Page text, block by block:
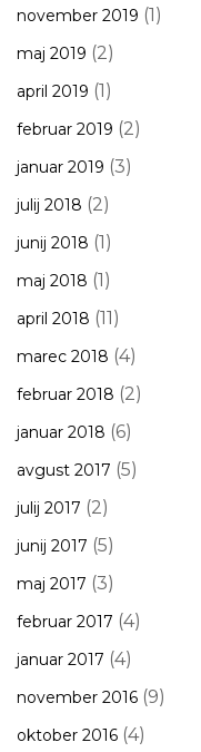
november 2019 (1)
maj 2019 (2)
april 2019 (1)
februar 2019 (2)
januar 2019 (3)
julij 2018 (2)
junij 2018 (1)
maj 2018 (1)
april 2018 (11)
marec 2018 (4)
februar 2018 (2)
januar 2018 (6)
avgust 2017 (5)
julij 2017 (2)
junij 2017 (5)
maj 2017 (3)
februar 2017 (4)
januar 2017 (4)
november 2016 (9)
oktober 2016 (4)